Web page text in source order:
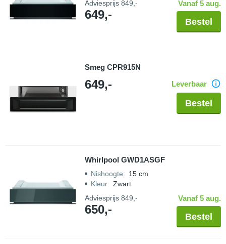
Adviesprijs 849,-
649,-
Vanaf 5 aug.
Bestel
Smeg CPR915N
649,- Leverbaar
Bestel
Whirlpool GWD1ASGF
Nishoogte: 15 cm
Kleur: Zwart
Adviesprijs 849,-
650,-
Vanaf 5 aug.
Bestel